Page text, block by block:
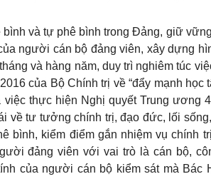
và tự phê bình trong Đảng, giữ
người cán bộ đảng viên, xây dựng
và hàng năm, duy trì nghiêm túc
của Bộ Chính trị về “đẩy mạnh học
thực hiện Nghị quyết Trung ương
về tư tưởng chính trị, đạo đức, lối
bình, kiểm điểm gắn nhiệm vụ chính
đảng viên với vai trò là cán bộ,
của người cán bộ kiểm sát mà Bác